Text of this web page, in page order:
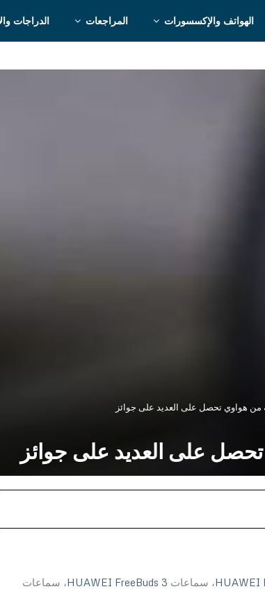
الهواتف والإكسسورات المراجعات الدراجات
من هواوي تحصل على العديد على جوائز
على العديد على جوائز
HUAWEI، سماعات HUAWEI FreeBuds 3، سماعات